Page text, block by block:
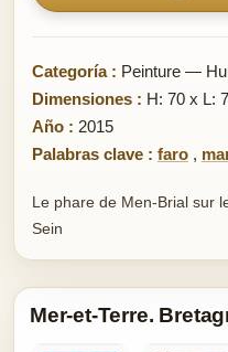
Categoría : Peinture —
Dimensiones : H: 70 x L:
Año : 2015
Palabras clave : faro ,
Le phare de Men-Brial sur
Sein
Mer-et-Terre.